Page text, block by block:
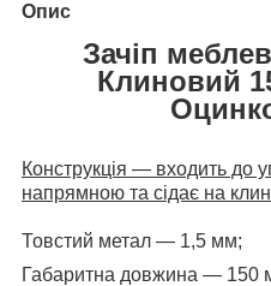
Опис
Зачіп
Клиновий
Конструкція — входить до
напрямною та сідає на
Товстий метал — 1,5 мм;
Габаритна довжина — 150